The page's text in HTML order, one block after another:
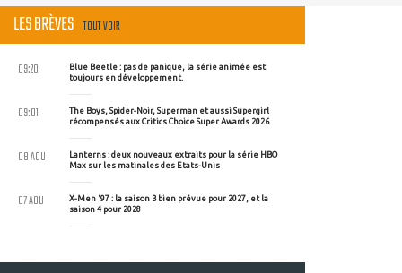
LES BRÈVES TOUT VOIR
Blue Beetle : pas de panique, la série animée est
toujours en développement.
09:20
The Boys, Spider-Noir, Superman et aussi Supergirl
récompensés aux Critics Choice Super Awards 2026
09:01
Lanterns : deux nouveaux extraits pour la série HBO
Max sur les matinales des Etats-Unis
08 AOU
X-Men '97 : la saison 3 bien prévue pour 2027, et la
saison 4 pour 2028
07 AOU